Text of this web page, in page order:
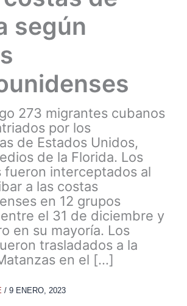
según
273 migrantes cubanos
por los
de Estados Unidos,
de la Florida. Los
fueron interceptados al
a las costas
en 12 grupos
el 31 de diciembre y
en su mayoría. Los
trasladados a la
en el […]
/ 9 ENERO, 2023